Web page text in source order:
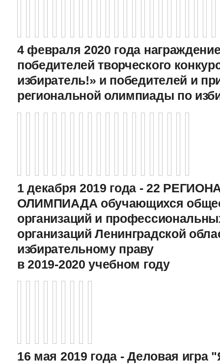
4 февраля 2020 года
победителей творческого
избиратель!» и победителей и
региональной олимпиады по
1 декабря 2019 года - 22
ОЛИМПИАДА обучающихся
организаций и
организаций Ленинградской
избирательному праву
в 2019-2020 учебном году
16 мая 2019 года - Деловая игра